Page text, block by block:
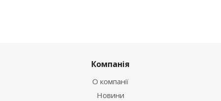
Компанія
О компанії
Новини